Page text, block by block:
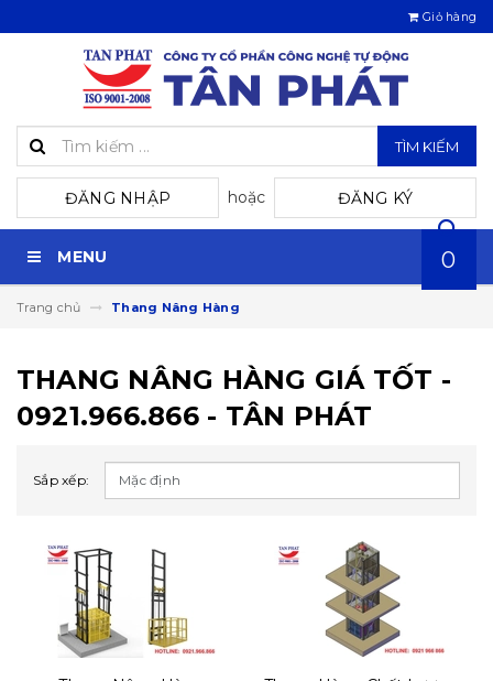
Giỏ hàng
TÌM KIẾM
ĐĂNG NHẬP hoặc ĐĂNG KÝ
MENU 0
Trang chủ Thang Nâng Hàng
THANG NÂNG HÀNG GIÁ TỐT -
0921.966.866 - TÂN PHÁT
Sắp xếp: